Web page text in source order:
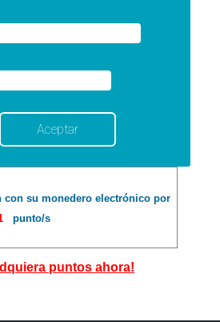
con su monedero electrónico por
punto/s
puntos ahora!